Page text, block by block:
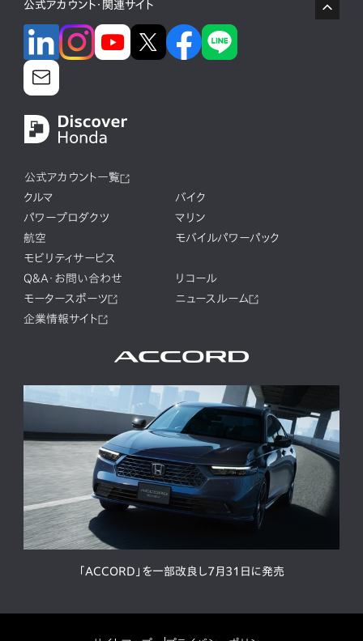
公式アカウント・関連サイト
公式アカウント一覧
クルマ
バイク
パワープロダクツ
マリン
航空
モバイルパワーパック
モビリティサービス
Q&A・お問い合わせ
リコール
モータースポーツ
ニュースルーム
企業情報サイト
「ACCORD」を一部改良し7月31日に発売